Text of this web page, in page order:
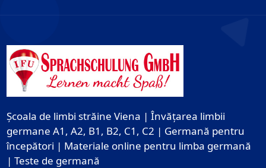
Școala de limbi străine Viena | Învățarea limbii
germane A1, A2, B1, B2, C1, C2 | Germană pentru
începători | Materiale online pentru limba germană
| Teste de germană